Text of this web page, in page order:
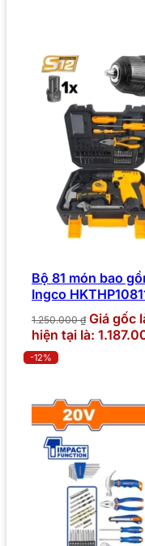
Bộ 81 món bao
Ingco
1.250.000₫ Giá gốc
hiện tại là:
-12%